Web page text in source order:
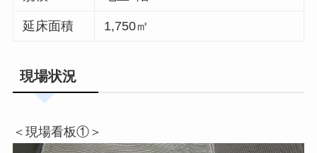
延床面積 1,750㎡
現場状況
＜現場看板①＞